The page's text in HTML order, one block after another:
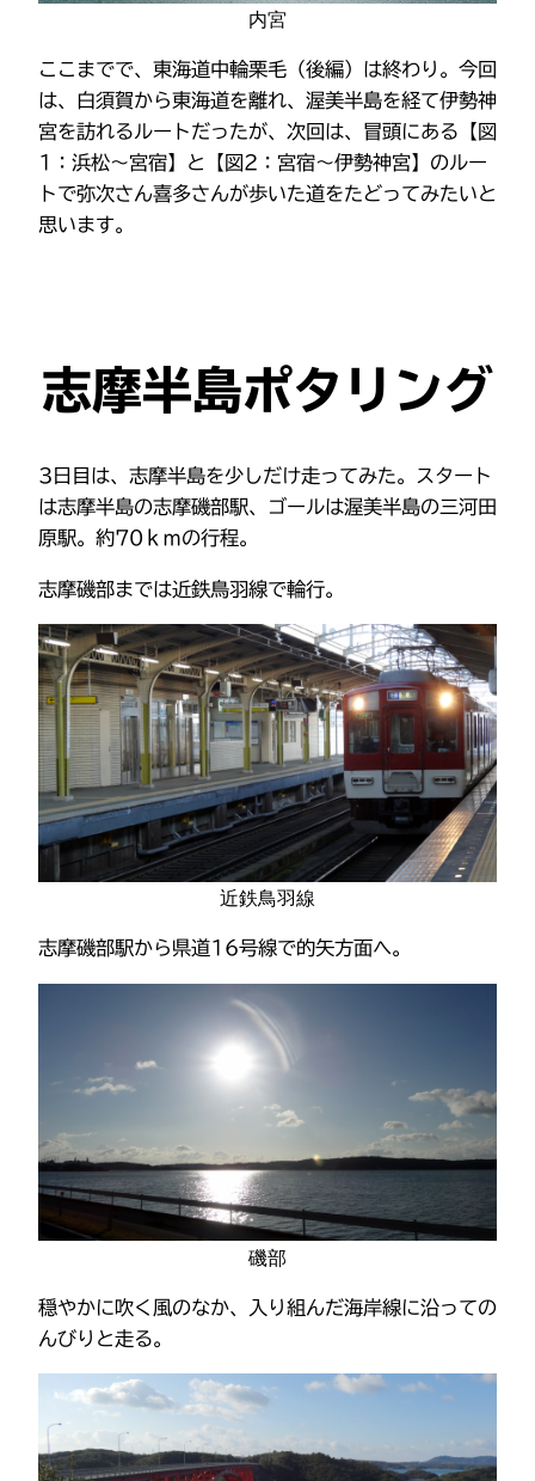
内宮
ここまでで、東海道中輪栗毛（後編）は終わり。今回
は、白須賀から東海道を離れ、渥美半島を経て伊勢神
宮を訪れるルートだったが、次回は、冒頭にある【図
1：浜松〜宮宿】と【図2：宮宿〜伊勢神宮】のルー
トで弥次さん喜多さんが歩いた道をたどってみたいと
思います。
志摩半島ポタリング
3日目は、志摩半島を少しだけ走ってみた。スタート
は志摩半島の志摩磯部駅、ゴールは渥美半島の三河田
原駅。約70ｋｍの行程。
志摩磯部までは近鉄鳥羽線で輪行。
近鉄鳥羽線
志摩磯部駅から県道16号線で的矢方面へ。
磯部
穏やかに吹く風のなか、入り組んだ海岸線に沿っての
んびりと走る。